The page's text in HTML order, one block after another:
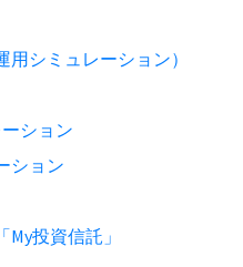
シミュレーション）
ション
ション
投資信託」